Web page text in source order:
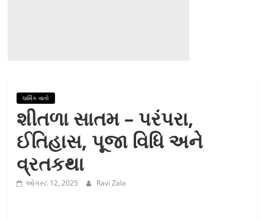
ધાર્મિક વાતો
શીતળા સાતમ – પરંપરા,
ઈતિહાસ, પૂજા વિધિ અને
વ્રતકથા
ઓગસ્ટ 12, 2025 Ravi Zala